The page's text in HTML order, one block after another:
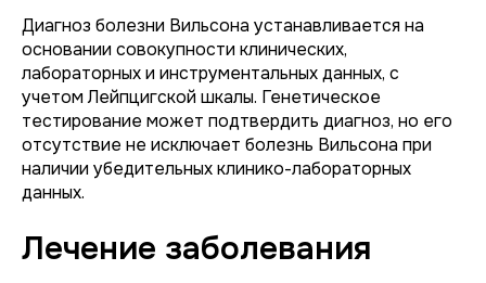
Диагноз болезни Вильсона устанавливается на
основании совокупности клинических,
лабораторных и инструментальных данных, с
учетом Лейпцигской шкалы. Генетическое
тестирование может подтвердить диагноз, но его
отсутствие не исключает болезнь Вильсона при
наличии убедительных клинико-лабораторных
данных.
Лечение заболевания